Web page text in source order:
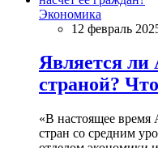
Экономика
12 февраль
Является ли
страной?
«В настоящее время
стран со средним